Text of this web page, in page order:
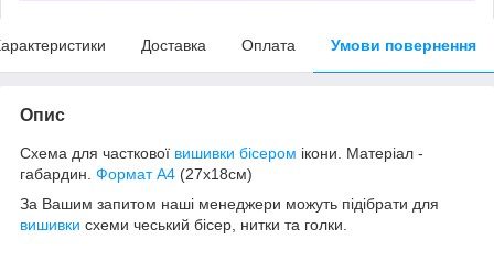
Доставка Оплата Умови повернення
Опис
Схема для часткової вишивки бісером ікони. Матеріал -
габардин. Формат А4 (27х18см)
За Вашим запитом наші менеджери можуть підібрати для
вишивки схеми чеський бісер, нитки та голки.